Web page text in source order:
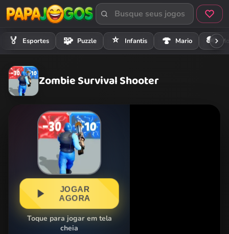
🏅 Esportes 🧩 Puzzle ⭐ Infantis 🍄 Mario 🏍️
Zombie Survival Shooter
JOGAR
AGORA
Toque para jogar em tela
cheia